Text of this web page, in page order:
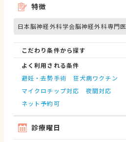
特徴
日本脳神経外科学会脳神経外科専門医
こだわり条件から探す
よく利用される条件
避妊・去勢手術
狂犬病ワクチン
マイクロチップ対応
夜間対応
ネット予約可
診療曜日